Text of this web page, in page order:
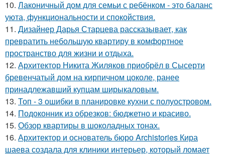
10. Лаконичный дом для семьи с ребёнком - это баланс
уюта, функциональности и спокойствия.
11. Дизайнер Дарья Старцева рассказывает, как
превратить небольшую квартиру в комфортное
пространство для жизни и отдыха.
12. Архитектор Никита Жиляков приобрёл в Сысерти
бревенчатый дом на кирпичном цоколе, ранее
принадлежавший купцам ширыкаловым.
13. Топ - 3 ошибки в планировке кухни с полуостровом.
14. Подоконник из обрезков: бюджетно и красиво.
15. Обзор квартиры в шоколадных тонах.
16. Архитектор и основатель бюро Archistories Кира
шаева создала для клиники интерьер, который ломает